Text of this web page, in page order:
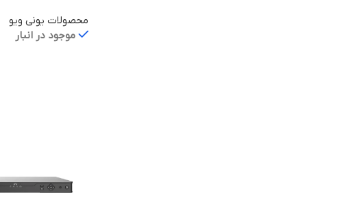
محصولات یونی ویو
موجود در انبار